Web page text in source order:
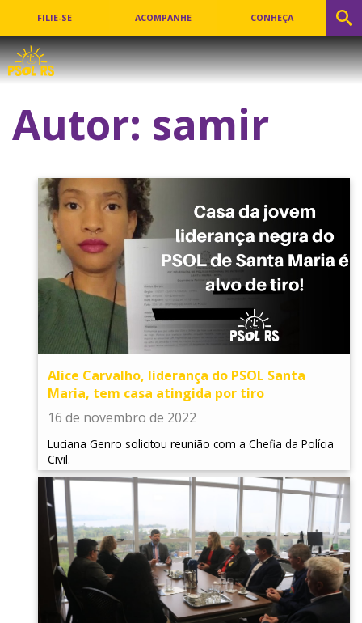
FILIE-SE ACOMPANHE CONHEÇA
Autor: samir
Alice Carvalho, liderança do PSOL Santa
Maria, tem casa atingida por tiro
16 de novembro de 2022
Luciana Genro solicitou reunião com a Chefia da Polícia
Civil.